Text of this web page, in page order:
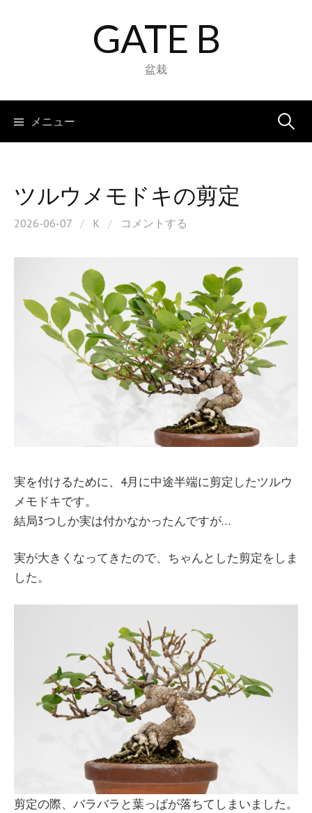
キ
GATE B
盆栽
メニュー 検
ツルウメモドキの剪定
2026-06-07 / K / コメントする
実を付けるために、4月に中途半端に剪定したツルウ
メモドキです。
結局3つしか実は付かなかったんですが…
実が大きくなってきたので、ちゃんとした剪定をしま
した。
剪定の際、バラバラと葉っぱが落ちてしまいました。